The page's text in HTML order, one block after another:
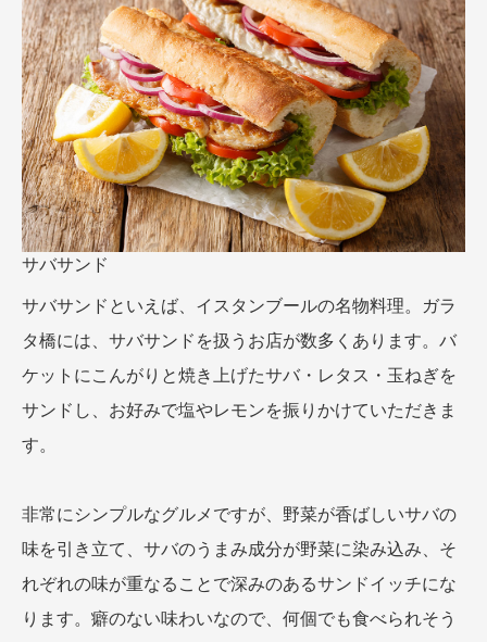
サバサンド
サバサンドといえば、イスタンブールの名物料理。ガラ
タ橋には、サバサンドを扱うお店が数多くあります。バ
ケットにこんがりと焼き上げたサバ・レタス・玉ねぎを
サンドし、お好みで塩やレモンを振りかけていただきま
す。
非常にシンプルなグルメですが、野菜が香ばしいサバの
味を引き立て、サバのうまみ成分が野菜に染み込み、そ
れぞれの味が重なることで深みのあるサンドイッチにな
ります。癖のない味わいなので、何個でも食べられそう